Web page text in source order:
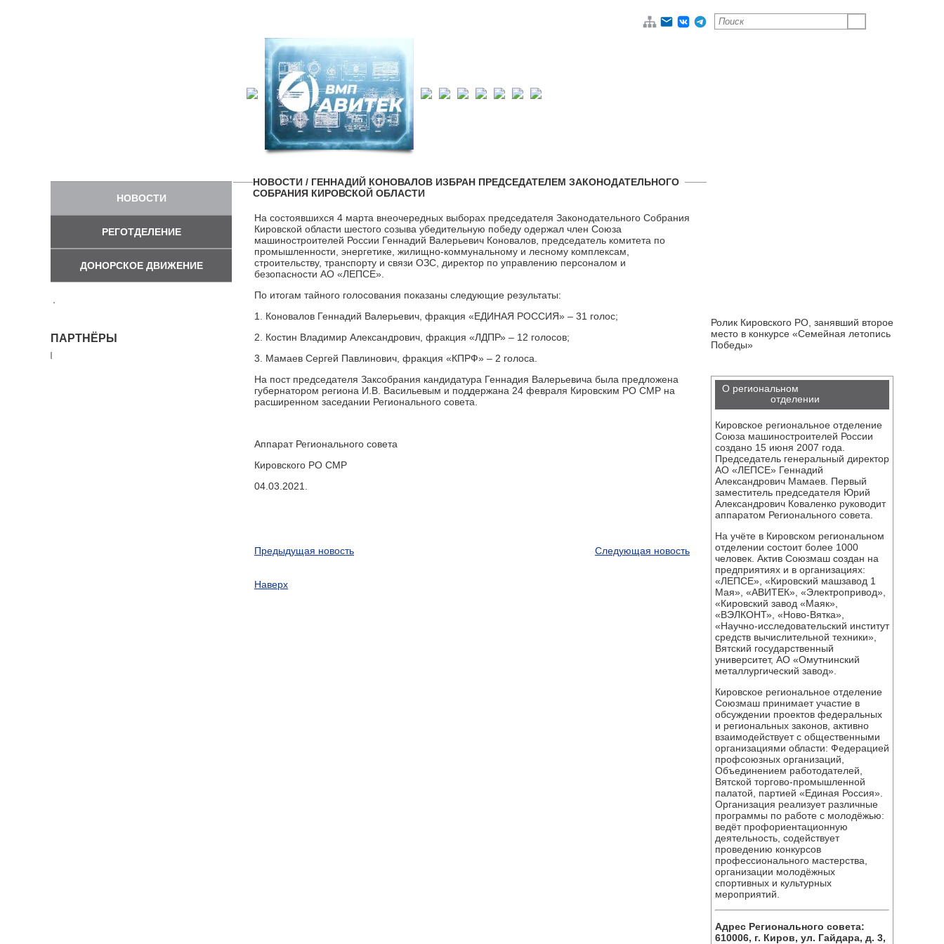
НОВОСТИ
РЕГОТДЕЛЕНИЕ
ДОНОРСКОЕ ДВИЖЕНИЕ
ПАРТНЁРЫ
Ролик Кировского РО, занявший второе
место в конкурсе «Семейная летопись
Победы»
О региональном
отделении
Кировское региональное отделение
Союза машиностроителей России
создано 15 июня 2007 года.
Председатель генеральный директор
АО «ЛЕПСЕ» Геннадий
Александрович Мамаев. Первый
заместитель председателя Юрий
Александрович Коваленко руководит
аппаратом Регионального совета.
На учёте в Кировском региональном
отделении состоит более 1000
человек. Актив Союзмаш создан на
предприятиях и в организациях:
«ЛЕПСЕ», «Кировский машзавод 1
Мая», «АВИТЕК», «Электропривод»,
«Кировский завод «Маяк»,
«ВЭЛКОНТ», «Ново-Вятка»,
«Научно-исследовательский институт
средств вычислительной техники»,
Вятский государственный
университет, АО «Омутнинский
металлургический завод».
Кировское региональное отделение
Союзмаш принимает участие в
обсуждении проектов федеральных
и региональных законов, активно
взаимодействует с общественными
организациями области: Федерацией
профсоюзных организаций,
Объединением работодателей,
Вятской торгово-промышленной
палатой, партией «Единая Россия».
Организация реализует различные
программы по работе с молодёжью:
ведёт профориентационную
деятельность, содействует
проведению конкурсов
профессионального мастерства,
организации молодёжных
спортивных и культурных
мероприятий.
Адрес Регионального совета:
610006, г. Киров, ул. Гайдара, д. 3,
НОВОСТИ / ГЕННАДИЙ КОНОВАЛОВ ИЗБРАН ПРЕДСЕДАТЕЛЕМ ЗАКОНОДАТЕЛЬНОГО
СОБРАНИЯ КИРОВСКОЙ ОБЛАСТИ
На состоявшихся 4 марта внеочередных выборах председателя Законодательного Собрания
Кировской области шестого созыва убедительную победу одержал член Союза
машиностроителей России Геннадий Валерьевич Коновалов, председатель комитета по
промышленности, энергетике, жилищно-коммунальному и лесному комплексам,
строительству, транспорту и связи ОЗС, директор по управлению персоналом и
безопасности АО «ЛЕПСЕ».
По итогам тайного голосования показаны следующие результаты:
1. Коновалов Геннадий Валерьевич, фракция «ЕДИНАЯ РОССИЯ» – 31 голос;
2. Костин Владимир Александрович, фракция «ЛДПР» – 12 голосов;
3. Мамаев Сергей Павлинович, фракция «КПРФ» – 2 голоса.
На пост председателя Заксобрания кандидатура Геннадия Валерьевича была предложена
губернатором региона И.В. Васильевым и поддержана 24 февраля Кировским РО СМР на
расширенном заседании Регионального совета.
Аппарат Регионального совета
Кировского РО СМР
04.03.2021.
Следующая новость
Предыдущая новость
Наверх